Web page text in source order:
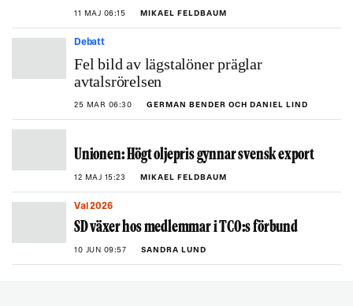
11 MAJ 06:15 MIKAEL FELDBAUM
Debatt
Fel bild av lägstalöner präglar
avtalsrörelsen
25 MAR 06:30 GERMAN BENDER OCH DANIEL LIND
Unionen: Högt oljepris gynnar svensk export
12 MAJ 15:23 MIKAEL FELDBAUM
Val 2026
SD växer hos medlemmar i TCO:s förbund
10 JUN 09:57 SANDRA LUND